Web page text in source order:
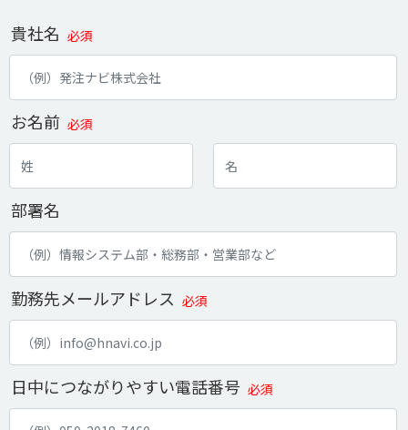
貴社名 必須
お名前 必須
部署名
勤務先メールアドレス 必須
日中につながりやすい電話番号 必須